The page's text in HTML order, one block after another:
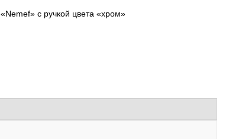
«Nemef» с ручкой цвета «хром»